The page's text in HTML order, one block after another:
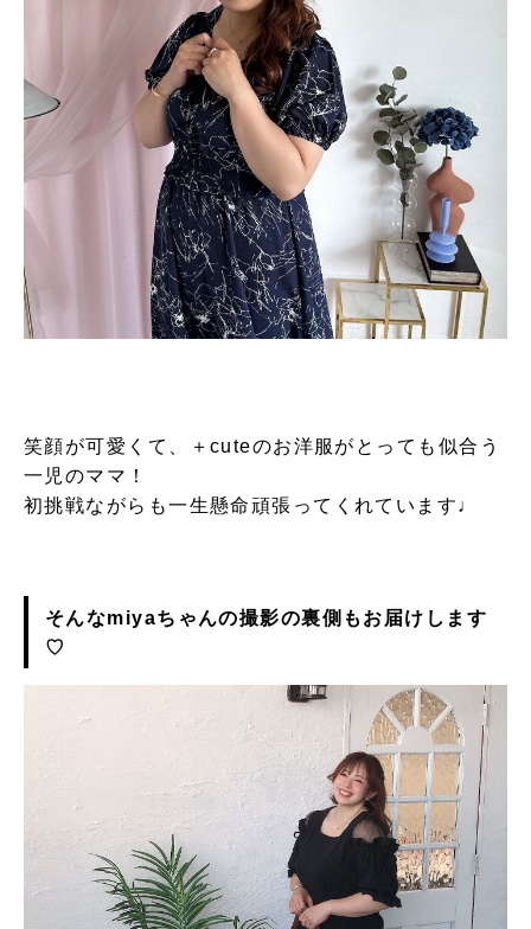
笑顔が可愛くて、＋cuteのお洋服がとっても似合う
一児のママ！
初挑戦ながらも一生懸命頑張ってくれています♩
そんなmiyaちゃんの撮影の裏側もお届けします
♡